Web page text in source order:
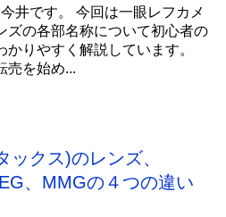
井です。 今回は一眼レフカメ
ズの各部名称について初心者の
かりやすく解説しています。
売を始め...
ックス)のレンズ、
、MMGの４つの違い